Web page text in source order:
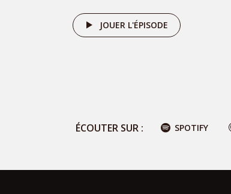
JOUER L'ÉPISODE
ÉCOUTER SUR : SPOTIFY